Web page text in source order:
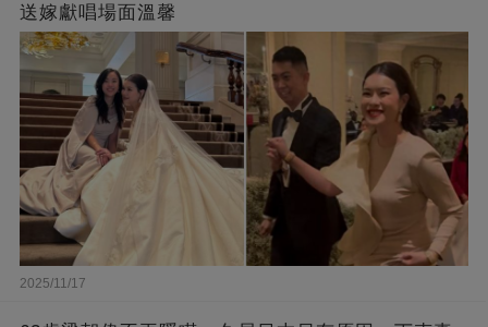
送嫁獻唱場面溫馨
2025/11/17